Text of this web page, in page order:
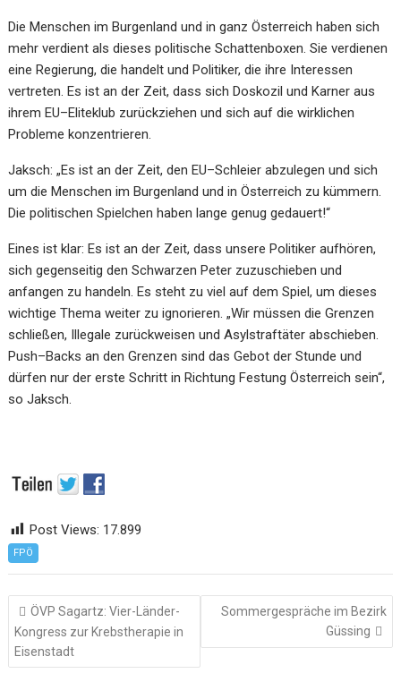
Die Menschen im Burgenland und in ganz Österreich haben sich
mehr verdient als dieses politischeSchattenboxen. Sie verdienen
eine Regierung, die handelt und Politiker, die ihre Interessen
vertreten.Es ist an der Zeit, dass sich Doskozil und Karner aus
ihrem EU–Eliteklub zurückziehen und sich auf diewirklichen
Probleme konzentrieren.
Jaksch: „Es ist an der Zeit, den EU–Schleier abzulegen und sich
um die Menschen im Burgenland undin Österreich zu kümmern.
Die politischen Spielchen haben lange genug gedauert!“
Eines ist klar: Es ist an der Zeit, dass unsere Politiker aufhören,
sich gegenseitig den Schwarzen Peter zuzuschieben und
anfangen zu handeln. Es steht zu viel auf dem Spiel, um dieses
wichtige Thema weiter zu ignorieren. „Wir müssen die Grenzen
schließen, Illegale zurückweisen und Asylstraftäter abschieben.
Push–Backs an den Grenzen sind das Gebot der Stunde und
dürfen nur der erste Schritt in RichtungFestung Österreich sein“,
so Jaksch.
Post Views: 17.899
FPÖ
Beitragsnavigation
ÖVP Sagartz: Vier-Länder-
Kongress zur Krebstherapie in
Eisenstadt
Sommergespräche im Bezirk
Güssing